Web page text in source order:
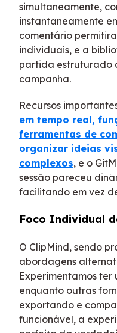
simultaneamente,
instantaneamente
comentário
individuais, e a
partida estruturado
campanha.
Recursos
em tempo real,
ferramentas de
organizar ideias
complexos, e o
sessão pareceu
facilitando em vez
Foco Individual
O ClipMind, sendo
abordagens
Experimentamos ter
enquanto outras
exportando e
funcionável, a